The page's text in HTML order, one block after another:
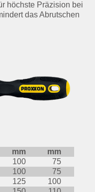
höchste Präzision bei
das Abrutschen
mm
mm
100
75
100
75
125
100